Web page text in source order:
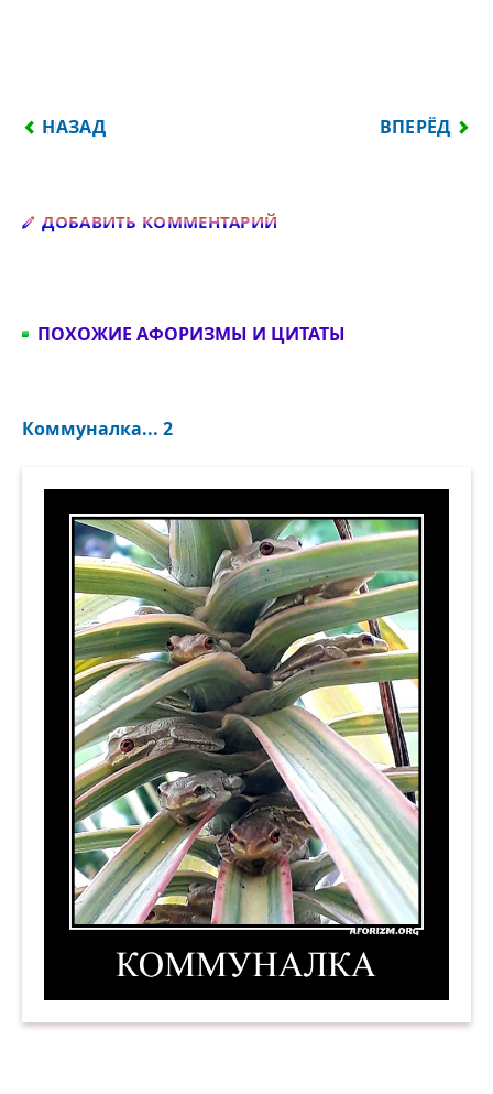
ПРЕДЫДУЩИЙ: НИЧЕГО ИНТЕРЕСНОГО...
НАЗАД ВПЕРЁД
ДОБАВИТЬ КОММЕНТАРИЙ
ПОХОЖИЕ АФОРИЗМЫ И ЦИТАТЫ
Коммуналка... 2